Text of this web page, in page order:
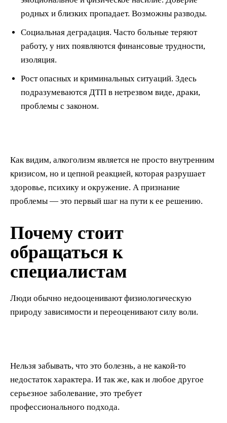
родных и близких пропадает. Возможны разводы.
Социальная деградация. Часто больные теряют
работу, у них появляются финансовые трудности,
изоляция.
Рост опасных и криминальных ситуаций. Здесь
подразумеваются ДТП в нетрезвом виде, драки,
проблемы с законом.
Как видим, алкоголизм является не просто внутренним
кризисом, но и цепной реакцией, которая разрушает
здоровье, психику и окружение. А признание
проблемы — это первый шаг на пути к ее решению.
Почему стоит
обращаться к
специалистам
Люди обычно недооценивают физиологическую
природу зависимости и переоценивают силу воли.
Нельзя забывать, что это болезнь, а не какой-то
недостаток характера. И так же, как и любое другое
серьезное заболевание, это требует
профессионального подхода.